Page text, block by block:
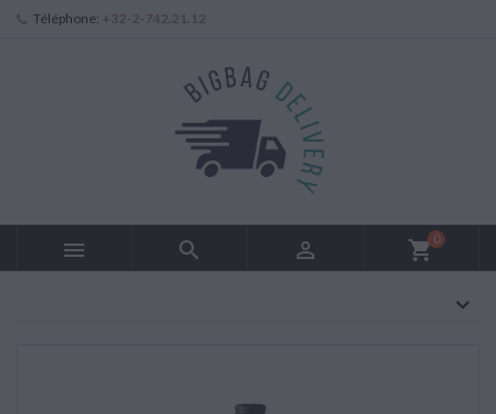
Téléphone: +32-2-742.21.12
   shopping_cart0